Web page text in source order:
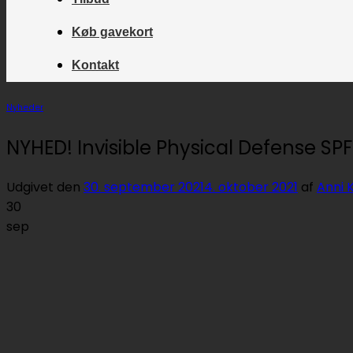
Køb gavekort
Kontakt
Nyheder
NYHED! Invisible Physical Defense
Udgivet den 30. september 20214. oktober 2021 af Anni
30
sep